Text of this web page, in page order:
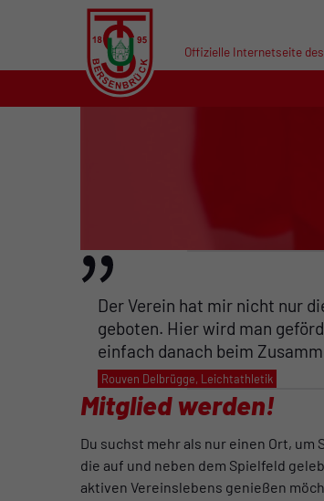
Offizielle Internetseite
Der Verein hat mir nicht nur
geboten. Hier wird man
einfach danach beim
Rouven Delbrügge, Leichtathletik
Mitglied werden!
Du suchst mehr als nur einen Ort,
die auf und neben dem Spielfeld
aktiven Vereinslebens genießen